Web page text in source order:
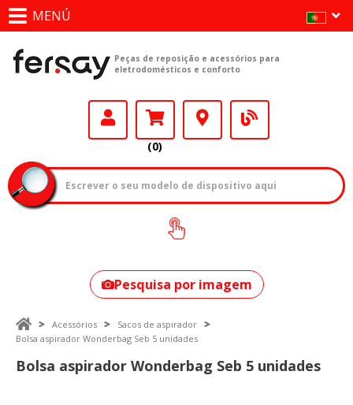
MENÚ
Peças de reposição e acessórios para
eletrodomésticos e conforto
(0)
Como encontrar
o seu modelo?
Pesquisa por imagem
Acessórios
Sacos de aspirador
Bolsa aspirador Wonderbag Seb 5 unidades
Bolsa aspirador Wonderbag Seb 5 unidades